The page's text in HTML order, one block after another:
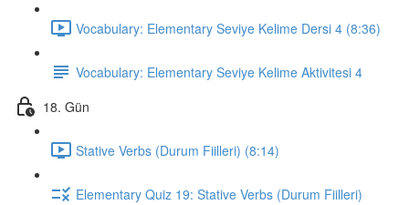
Vocabulary: Elementary Seviye Kelime Dersi 4 (8:36)
Vocabulary: Elementary Seviye Kelime Aktivitesi 4
18. Gün
Stative Verbs (Durum Fiilleri) (8:14)
Elementary Quiz 19: Stative Verbs (Durum Fiilleri)